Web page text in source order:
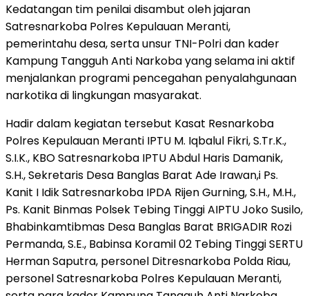
Kedatangan tim penilai disambut oleh jajaran
Satresnarkoba Polres Kepulauan Meranti,
pemerintahu desa, serta unsur TNI-Polri dan kader
Kampung Tangguh Anti Narkoba yang selama ini aktif
menjalankan programi pencegahan penyalahgunaan
narkotika di lingkungan masyarakat.
Hadir dalam kegiatan tersebut Kasat Resnarkoba
Polres Kepulauan Meranti IPTU M. Iqbalul Fikri, S.Tr.K.,
S.I.K., KBO Satresnarkoba IPTU Abdul Haris Damanik,
S.H., Sekretaris Desa Banglas Barat Ade Irawan,i Ps.
Kanit I Idik Satresnarkoba IPDA Rijen Gurning, S.H., M.H.,
Ps. Kanit Binmas Polsek Tebing Tinggi AIPTU Joko Susilo,
Bhabinkamtibmas Desa Banglas Barat BRIGADIR Rozi
Permanda, S.E., Babinsa Koramil 02 Tebing Tinggi SERTU
Herman Saputra, personel Ditresnarkoba Polda Riau,
personel Satresnarkoba Polres Kepulauan Meranti,